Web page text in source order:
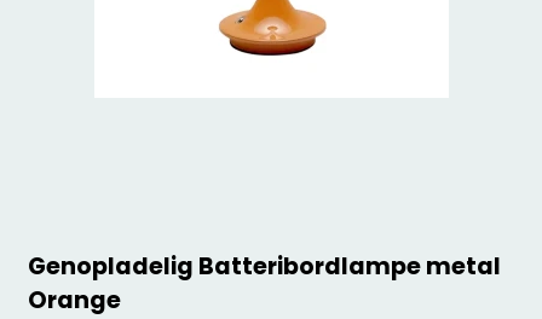
Genopladelig Batteribordlampe metal
Orange